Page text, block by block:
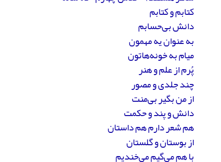
کتابم و کتابم
دانش بی‌حسابم
به عنوان یه مهمون
میام به خونه‌هاتون
پُرم از علم و هنر
چند جلدی و مصور
از من بگیر بی‌منت
دانش و پند و حکمت
هم شعر دارم هم داستان
از بوستان و گلستان
با هم می‌گیم می‌خندیم